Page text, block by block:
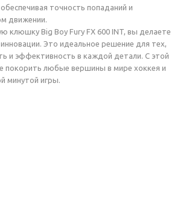
точность попаданий и
движении.
клюшку Big Boy Fury FX 600 INT, вы делаете
инновации. Это идеальное решение для тех,
и эффективность в каждой детали. С этой
любые вершины в мире хоккея и
минутой игры.